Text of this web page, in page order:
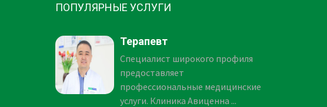
ПОПУЛЯРНЫЕ УСЛУГИ
Терапевт
Специалист широкого профиля
предоставляет
профессиональные медицинские
услуги. Клиника Авиценна ...